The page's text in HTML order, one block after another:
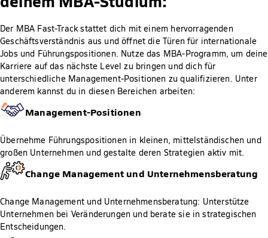
Der MBA Fast-Track stattet dich mit einem hervorragenden
Geschäftsverständnis aus und öffnet die Türen für internationale
Jobs und Führungspositionen. Nutze das MBA-Programm, um deine
Karriere auf das nächste Level zu bringen und dich für
unterschiedliche Management-Positionen zu qualifizieren. Unter
anderem kannst du in diesen Bereichen arbeiten:
Management-Positionen
Übernehme Führungspositionen in kleinen, mittelständischen und
großen Unternehmen und gestalte deren Strategien aktiv mit.
Change Management und Unternehmensberatung
Change Management und Unternehmensberatung: Unterstütze
Unternehmen bei Veränderungen und berate sie in strategischen
Entscheidungen.